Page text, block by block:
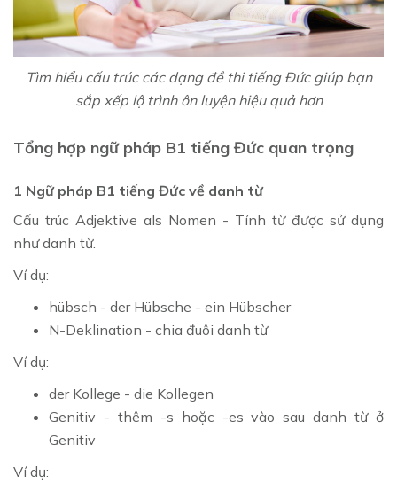
Tìm hiểu cấu trúc các dạng đề thi tiếng Đức giúp bạn
sắp xếp lộ trình ôn luyện hiệu quả hơn
Tổng hợp ngữ pháp B1 tiếng Đức quan trọng
1 Ngữ pháp B1 tiếng Đức về danh từ
Cấu trúc Adjektive als Nomen - Tính từ được sử dụng
như danh từ.
Ví dụ:
hübsch - der Hübsche - ein Hübscher
N-Deklination - chia đuôi danh từ
Ví dụ:
der Kollege - die Kollegen
Genitiv - thêm -s hoặc -es vào sau danh từ ở
Genitiv
Ví dụ: